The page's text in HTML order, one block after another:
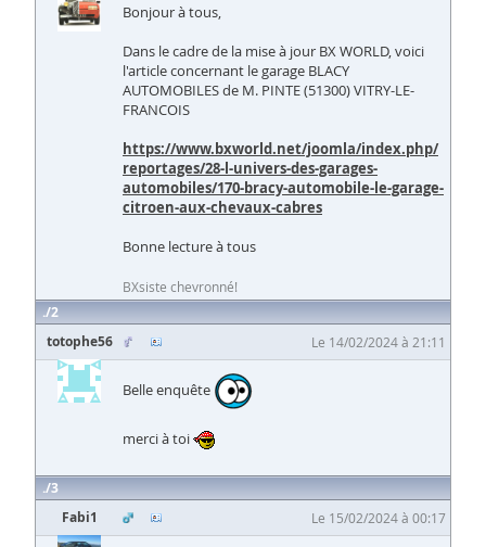
Bonjour à tous,
Dans le cadre de la mise à jour BX WORLD, voici
l'article concernant le garage BLACY
AUTOMOBILES de M. PINTE (51300) VITRY-LE-
FRANCOIS
https://www.bxworld.net/joomla/index.php/
reportages/28-l-univers-des-garages-
automobiles/170-bracy-automobile-le-garage-
citroen-aux-chevaux-cabres
Bonne lecture à tous
BXsiste chevronné!
2
totophe56
Le 14/02/2024 à 21:11
Belle enquête
merci à toi
3
Fabi1
Le 15/02/2024 à 00:17